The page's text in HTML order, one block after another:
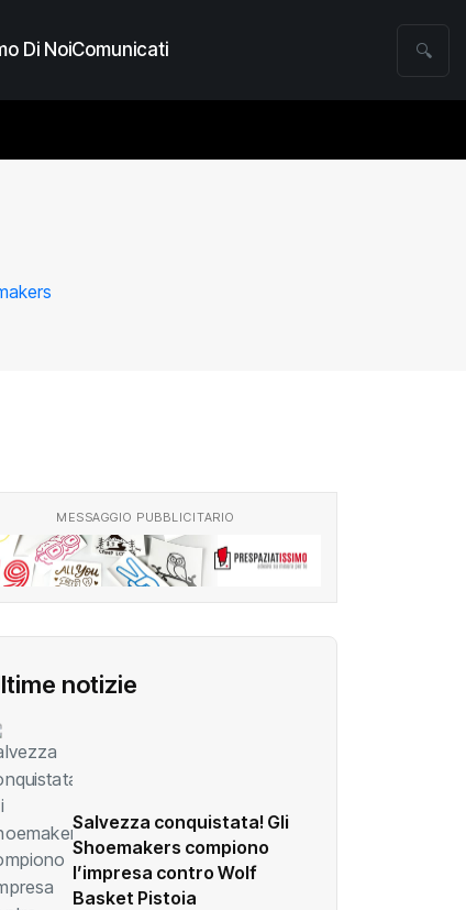
Di NoiComunicati 🔍
MESSAGGIO PUBBLICITARIO
notizie
Salvezza conquistata! Gli
Shoemakers compiono
l’impresa contro Wolf
Basket Pistoia